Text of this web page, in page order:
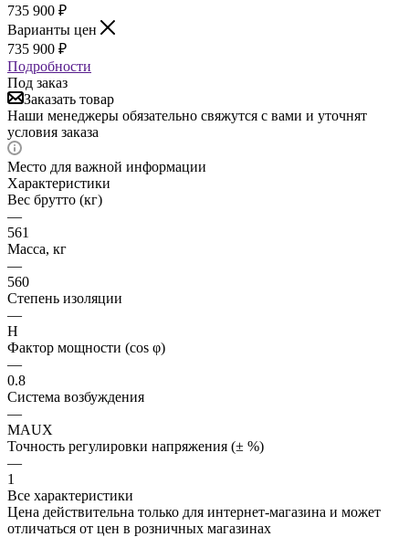
735 900 ₽
Варианты цен
735 900 ₽
Подробности
Под заказ
Заказать товар
Наши менеджеры обязательно свяжутся с вами и уточнят
условия заказа
Место для важной информации
Характеристики
Вес брутто (кг)
—
561
Масса, кг
—
560
Степень изоляции
—
H
Фактор мощности (cos φ)
—
0.8
Система возбуждения
—
MAUX
Точность регулировки напряжения (± %)
—
1
Все характеристики
Цена действительна только для интернет-магазина и может
отличаться от цен в розничных магазинах